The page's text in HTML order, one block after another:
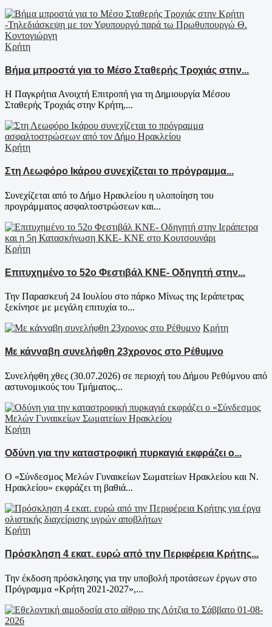
Κρήτη
Βήμα μπροστά για το Μέσο Σταθερής Τροχιάς στην...
Η Παγκρήτια Ανοιχτή Επιτροπή για τη Δημιουργία Μέσου
Σταθερής Τροχιάς στην Κρήτη,...
Κρήτη
Στη Λεωφόρο Ικάρου συνεχίζεται το πρόγραμμα...
Συνεχίζεται από το Δήμο Ηρακλείου η υλοποίηση του
προγράμματος ασφαλτοστρώσεων και...
Κρήτη
Επιτυχημένο το 52ο Φεστιβάλ ΚΝΕ- Οδηγητή στην...
Την Παρασκευή 24 Ιουλίου στο πάρκο Μίνως της Ιεράπετρας
ξεκίνησε με μεγάλη επιτυχία το...
Κρήτη
Με κάνναβη συνελήφθη 23χρονος στο Ρέθυμνο
Συνελήφθη χθες (30.07.2026) σε περιοχή του Δήμου Ρεθύμνου από
αστυνομικούς του Τμήματος...
Κρήτη
Οδύνη για την καταστροφική πυρκαγιά εκφράζει ο...
Ο «Σύνδεσμος Μελών Γυναικείων Σωματείων Ηρακλείου και Ν.
Ηρακλείου» εκφράζει τη βαθιά...
Κρήτη
Πρόσκληση 4 εκατ. ευρώ από την Περιφέρεια Κρήτης...
Την έκδοση πρόσκλησης για την υποβολή προτάσεων έργων στο
Πρόγραμμα «Κρήτη 2021-2027»,...